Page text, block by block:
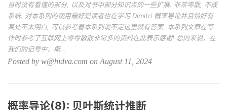
当时没有看懂的部分, 以及对书中部分知识点的一些扩展. 非常零散, 不成
系统. 对本系列的使用最好是读者也在学习 Dimitri 概率导论并且恰好有
某处不太明白, 可以参考着本系列说不定这里就有答案. 本系列文章在写
作时参考了互联网上零零散散非常多的资料在此表示感谢! 总的来说，在
我们的记号中，概...
Posted by w@hidva.com on August 11, 2024
概率导论(8): 贝叶斯统计推断